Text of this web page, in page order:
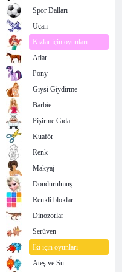
Spor Dalları
Uçan
Kızlar için oyunları
Atlar
Pony
Giysi Giydirme
Barbie
Pişirme Gıda
Kuaför
Renk
Makyaj
Dondurulmuş
Renkli bloklar
Dinozorlar
Serüven
İki için oyunları
Ateş ve Su